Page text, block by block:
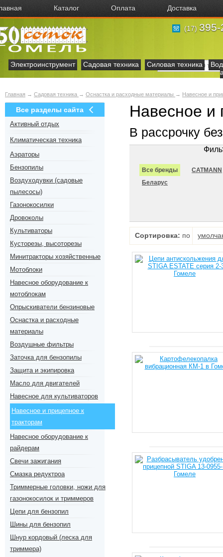
Каталог Оплата Доставка
(17) 395-
Электроинструмент Садовая техника Силовая техника
Главная → Садовая техника → Оснастка и расходные материалы → Навесное и
Все разделы сайта
Активный отдых
Климатическая техника
Аэраторы
Бензопилы
Воздуходувки (садовые
пылесосы)
Газонокосилки
Дровоколы
Культиваторы
Кусторезы, высоторезы
Минитракторы хозяйственные
Мотоблоки
Навесное оборудование к
мотоблокам
Опрыскиватели бензиновые
Оснастка и расходные
материалы
Воздушные фильтры
Заточка для бензопилы
Защита и экипировка
Масло для двигателей
Навесное для культиваторов
Навесное и прицепное к
тракторам
Навесное оборудование к
райдерам
Свечи зажигания
Смазка редуктроа
Триммерные головки, ножи для
газонокосилок и триммеров
Цепи для бензопил
Шины для бензопил
Шнур кордовый (леска для
триммера)
Навесное и
В рассрочку
Все бренды
CATMANN
Беларус
Сортировка: по